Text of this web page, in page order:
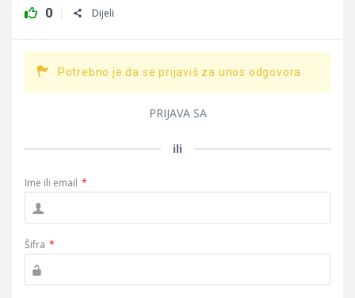
0 Dijeli
Potrebno je da se prijaviš za unos odgovora.
PRIJAVA SA
ili
Ime ili email *
Šifra *